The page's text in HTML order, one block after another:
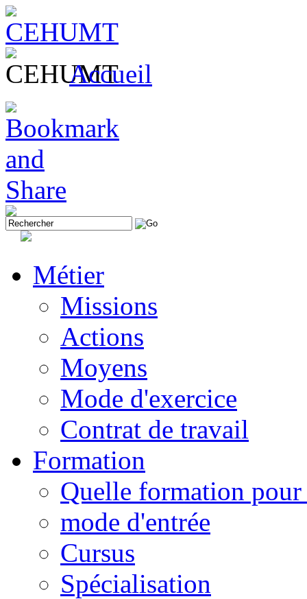
Accueil
Métier
Missions
Actions
Moyens
Mode d'exercice
Contrat de travail
Formation
Quelle formation pour
mode d'entrée
Cursus
Spécialisation